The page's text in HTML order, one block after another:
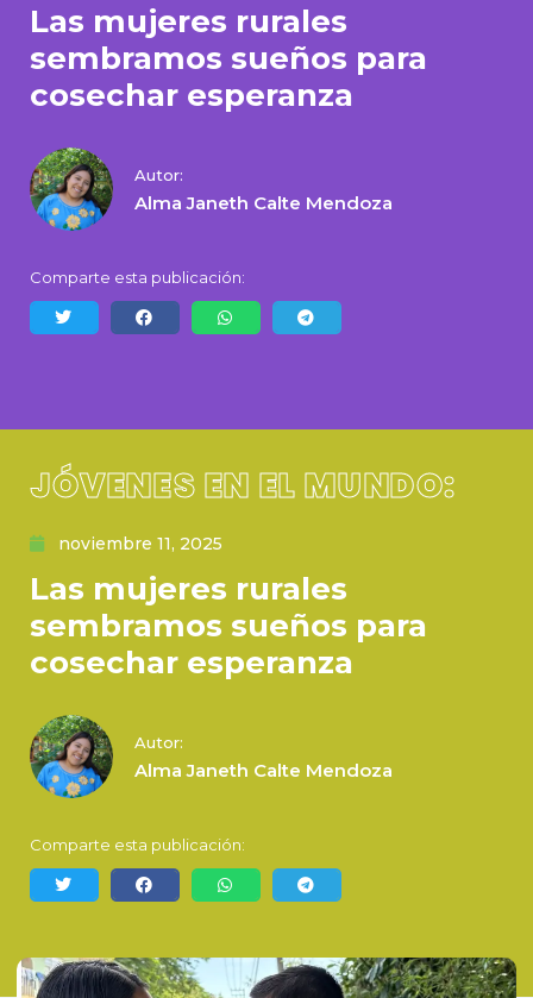
Las mujeres rurales
sembramos sueños para
cosechar esperanza
Autor:
Alma Janeth Calte Mendoza
Comparte esta publicación:
JÓVENES EN EL MUNDO:
noviembre 11, 2025
Las mujeres rurales
sembramos sueños para
cosechar esperanza
Autor:
Alma Janeth Calte Mendoza
Comparte esta publicación: